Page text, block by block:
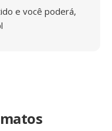
e você poderá,